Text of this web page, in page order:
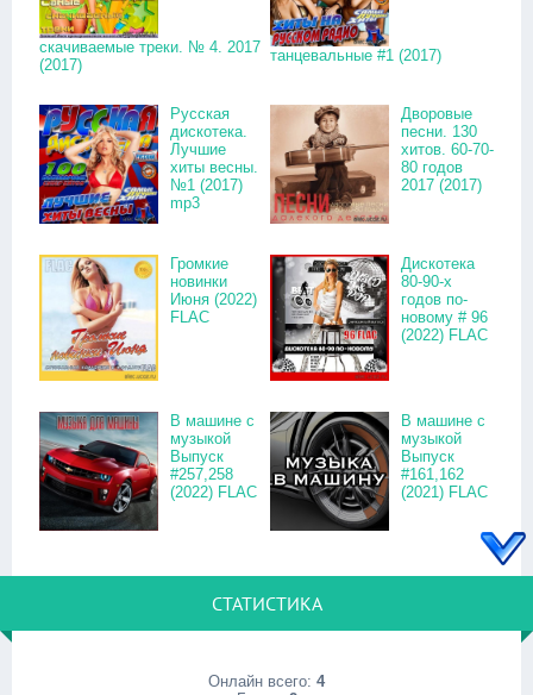
скачиваемые треки. № 4. 2017
(2017)
танцевальные #1 (2017)
Русская
дискотека.
Лучшие
хиты весны.
№1 (2017)
mp3
Дворовые
песни. 130
хитов. 60-70-
80 годов
2017 (2017)
Громкие
новинки
Июня (2022)
FLAC
Дискотека
80-90-х
годов по-
новому # 96
(2022) FLAC
В машине с
музыкой
Выпуск
#257,258
(2022) FLAC
В машине с
музыкой
Выпуск
#161,162
(2021) FLAC
СТАТИСТИКА
Онлайн всего: 4